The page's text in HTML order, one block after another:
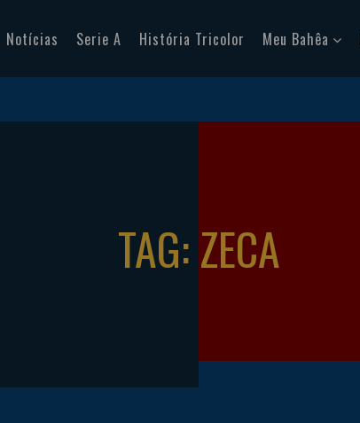
Notícias Serie A História Tricolor Meu Bahêa
TAG: ZECA